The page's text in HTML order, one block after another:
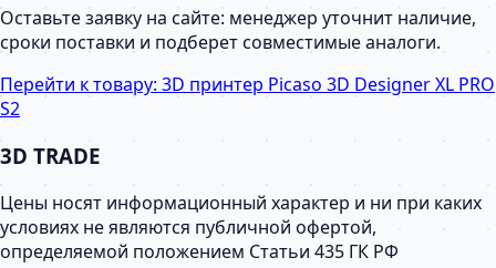
Оставьте заявку на сайте: менеджер уточнит наличие,
сроки поставки и подберет совместимые аналоги.
Перейти к товару: 3D принтер Picaso 3D Designer XL PRO
S2
3D TRADE
Цены носят информационный характер и ни при каких
условиях не являются публичной офертой,
определяемой положением Статьи 435 ГК РФ